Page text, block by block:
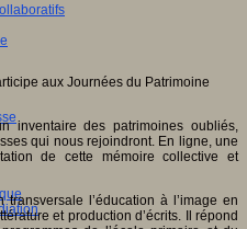
inventaire des patrimoines oubliés,
qui nous rejoindront. En ligne, une
de cette mémoire collective et
l’éducation à l’image en
et production d’écrits. Il répond